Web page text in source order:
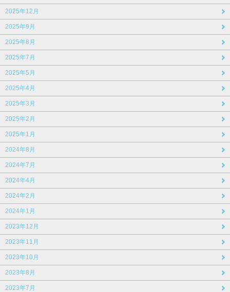
2025年12月
2025年9月
2025年8月
2025年7月
2025年5月
2025年4月
2025年3月
2025年2月
2025年1月
2024年8月
2024年7月
2024年4月
2024年2月
2024年1月
2023年12月
2023年11月
2023年10月
2023年8月
2023年7月